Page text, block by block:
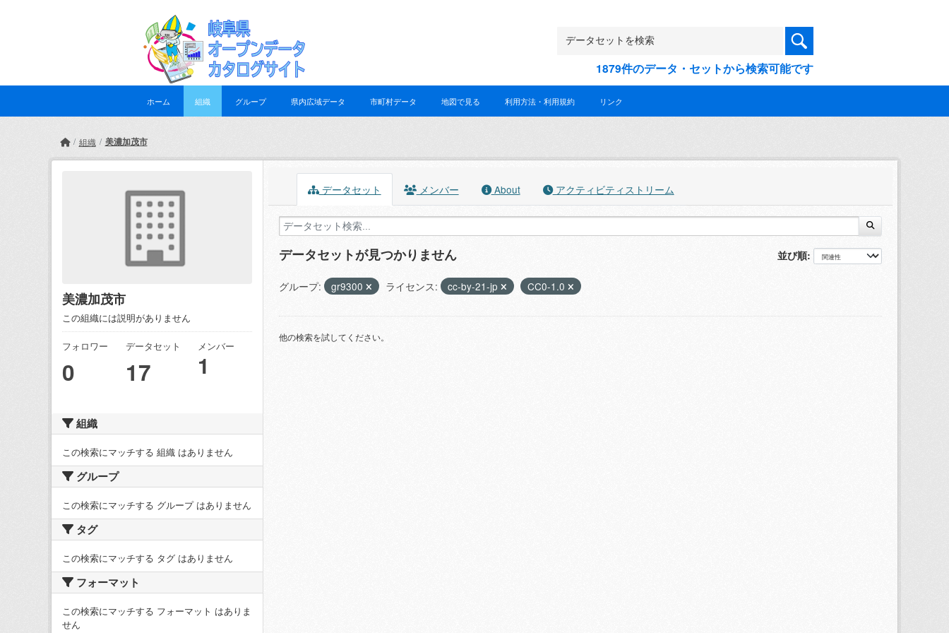
1879件のデータ・セットから検索可能です
ホーム 組織 グループ 県内広域データ 市町村データ 地図で見る 利用方法・利用規約 リンク
組織 美濃加茂市
美濃加茂市
この組織には説明がありません
フォロワー
0
データセット
17
メンバー
1
組織
この検索にマッチする 組織 はありません
グループ
この検索にマッチする グループ はありません
タグ
この検索にマッチする タグ はありません
フォーマット
この検索にマッチする フォーマット はありま
せん
データセット メンバー About アクティビティストリーム
並び順
データセットが見つかりません
グループ: gr9300 ライセンス: cc-by-21-jp CC0-1.0
他の検索を試してください。